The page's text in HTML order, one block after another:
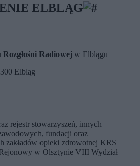
ELBLĄG
Radiowej w Elblągu
Elbląg
rejestr stowarzyszeń, innych
fundacji oraz
zakładów opieki zdrowotnej KRS
w Olsztynie VIII Wydział